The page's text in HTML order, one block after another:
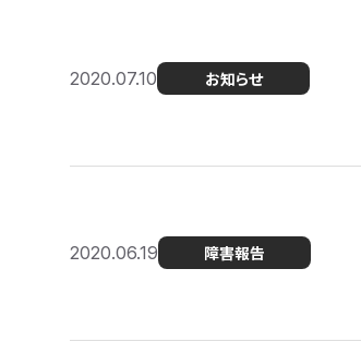
2020.07.10 お知らせ
2020.06.19 障害報告